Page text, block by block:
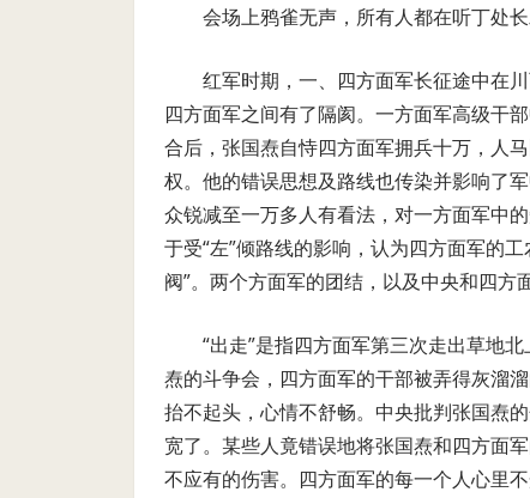
会场上鸦雀无声，所有人都在听丁处
红军时期，一、四方面军长征途中在
四方面军之间有了隔阂。一方面军高级干
合后，张国焘自恃四方面军拥兵十万，人
权。他的错误思想及路线也传染并影响了
众锐减至一万多人有看法，对一方面军中
于受“左”倾路线的影响，认为四方面军的
阀”。两个方面军的团结，以及中央和四方
“出走”是指四方面军第三次走出草地
焘的斗争会，四方面军的干部被弄得灰溜
抬不起头，心情不舒畅。中央批判张国焘
宽了。某些人竟错误地将张国焘和四方面
不应有的伤害。四方面军的每一个人心里